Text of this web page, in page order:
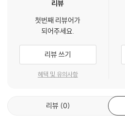
리뷰
첫번째 리뷰어가
되어주세요.
리뷰 쓰기
혜택 및 유의사항
리뷰 0